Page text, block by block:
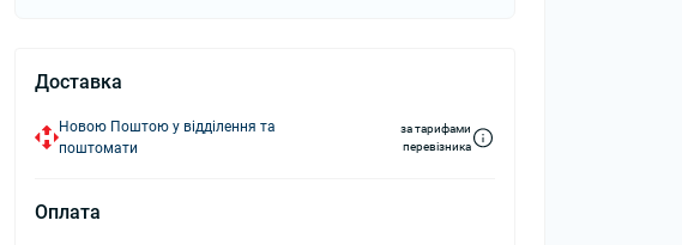
Доставка
Новою Поштою у відділення та
поштомати
за тарифами
перевізника
Оплата